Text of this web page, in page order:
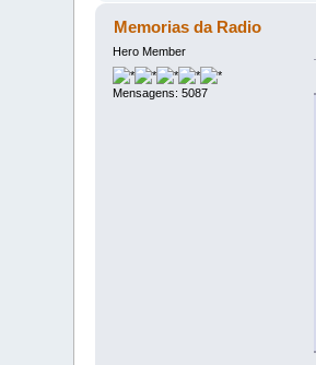
Memorias da Radio
Hero Member
Mensagens: 5087